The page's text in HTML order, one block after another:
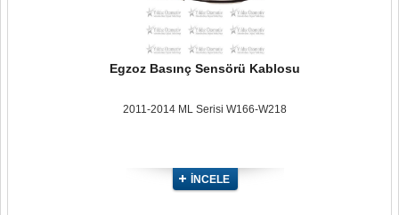
Egzoz Basınç Sensörü Kablosu
2011-2014 ML Serisi W166-W218
İNCELE